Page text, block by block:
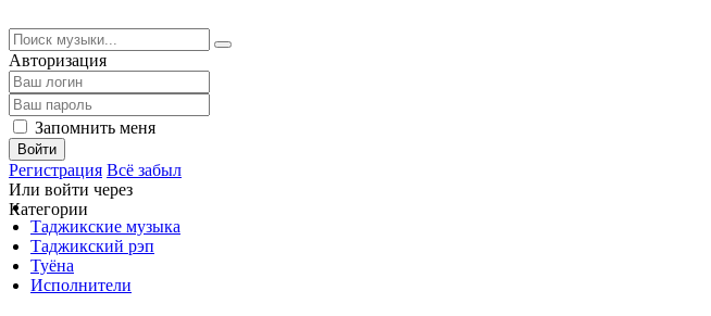
Авторизация
Запомнить меня
Войти
Регистрация Всё забыл
Или войти через
Категории
Таджикские музыка
Таджикский рэп
Туёна
Исполнители